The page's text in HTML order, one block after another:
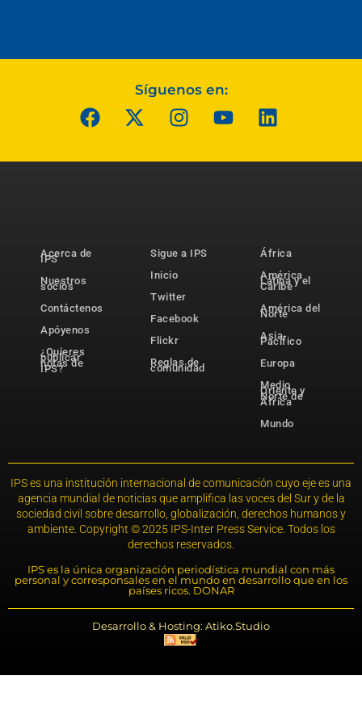
Síguenos en:
Acerca de
IPS
Nuestros
socios
Contáctenos
Apóyenos
¿Quieres
publicar
notas de
IPS?
Sigue a IPS
Inicio
Twitter
Facebook
Flickr
Reglas de
comunidad
África
América
Latina y el
Caribe
América del
Norte
Asia-
Pacífico
Europa
Medio
Oriente y
Norte de
África
Mundo
IPS es una institución internacional de comunicación cuyo eje es una
agencia mundial de noticias que amplifica las voces del Sur y de la
sociedad civil sobre desarrollo, globalización, derechos humanos y
ambiente. Copyright © 2025 IPS-Inter Press Service. Todos los
derechos reservados.
IPS es la única organización periodística mundial con más
personal y corresponsales en el mundo en desarrollo que en los
países ricos. DONAR
Desarrollo & Hosting: Atiko.Studio